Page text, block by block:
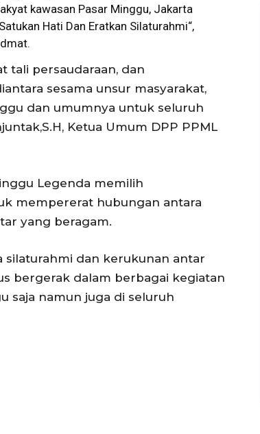
kawasan Pasar Minggu, Jakarta
Hati Dan Eratkan Silaturahmi“,
tali persaudaraan, dan
sesama unsur masyarakat,
dan umumnya untuk seluruh
Ketua Umum DPP PPML
Legenda memilih
mempererat hubungan antara
yang beragam.
dan kerukunan antar
bergerak dalam berbagai kegiatan
saja namun juga di seluruh